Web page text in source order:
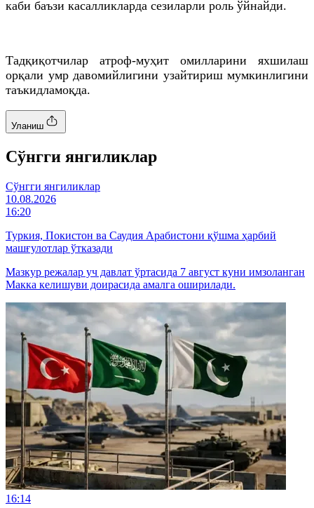
каби баъзи касалликларда сезиларли роль ўйнайди.
Тадқиқотчилар атроф-муҳит омилларини яхшилаш
орқали умр давомийлигини узайтириш мумкинлигини
таъкидламоқда.
Уланиш
Cўнгги янгиликлар
Cўнгги янгиликлар
10.08.2026
16:20
Туркия, Покистон ва Саудия Арабистони қўшма ҳарбий
машғулотлар ўтказади
Мазкур режалар уч давлат ўртасида 7 август куни имзоланган
Макка келишуви доирасида амалга оширилади.
16:14